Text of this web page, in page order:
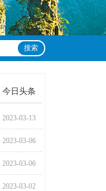
搜索
今日头条
2023-03-13
2023-03-06
2023-03-06
2023-03-02